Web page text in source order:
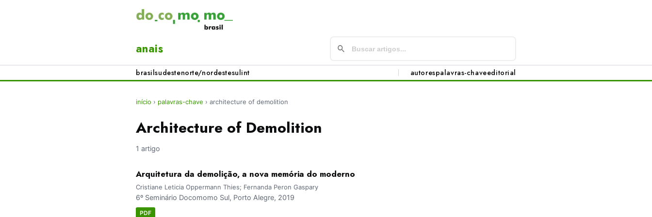
anais
brasilsudestenorte/nordestesulint autorespalavras-chaveeditorial
início › palavras-chave › architecture of demolition
Architecture of Demolition
1 artigo
Arquitetura da demolição, a nova memória do moderno
Cristiane Leticia Oppermann Thies; Fernanda Peron Gaspary
6º Seminário Docomomo Sul, Porto Alegre, 2019
PDF